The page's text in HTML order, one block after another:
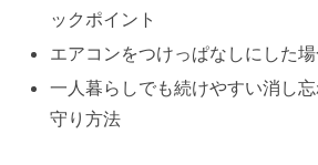
ックポイント
エアコンをつけっぱなしにした
一人暮らしでも続けやすい消し
守り方法